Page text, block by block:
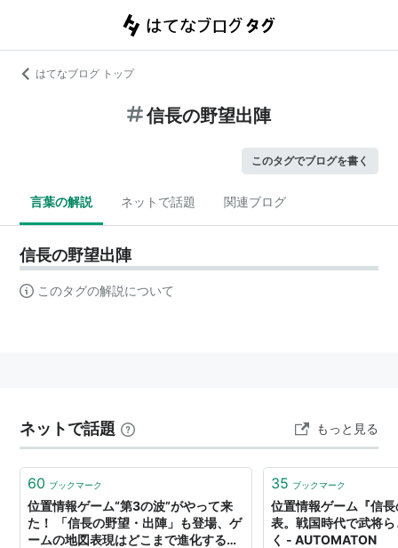
はてなブログ トップ
信長の野望出陣
このタグでブログを書く
言葉の解説 ネットで話題 関連ブログ
信長の野望出陣
このタグの解説について
ネットで話題 もっと見る
60 ブックマーク
位置情報ゲーム“第3の波”がやって来
た！ 「信長の野望・出陣」も登場、ゲ
ームの地図表現はどこまで進化する？
35 ブックマーク
位置情報ゲーム『信
表。戦国時代で武将
く - AUTOMATON